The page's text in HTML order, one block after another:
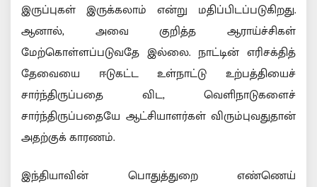
இருப்புகள் இருக்கலாம் என்று மதிப்பிடப்படுகிறது.
ஆனால், அவை குறித்த ஆராய்ச்சிகள்
மேற்கொள்ளப்படுவதே இல்லை. நாட்டின் எரிசக்தித்
தேவையை ஈடுகட்ட உள்நாட்டு உற்பத்தியைச்
சார்ந்திருப்பதை விட, வெளிநாடுகளைச்
சார்ந்திருப்பதையே ஆட்சியாளர்கள் விரும்புவதுதான்
அதற்குக் காரணம்.
இந்தியாவின் பொதுத்துறை எண்ணெய்